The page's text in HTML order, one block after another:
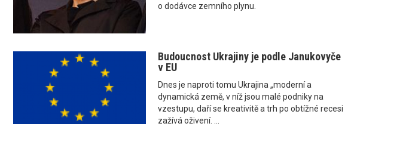
o dodávce zemního plynu.
Budoucnost Ukrajiny je podle Janukovyče
v EU
Dnes je naproti tomu Ukrajina „moderní a
dynamická země, v níž jsou malé podniky na
vzestupu, daří se kreativitě a trh po obtížné recesi
zažívá oživení. ...